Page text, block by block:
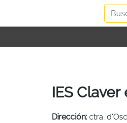
IES
Dirección: ctra.